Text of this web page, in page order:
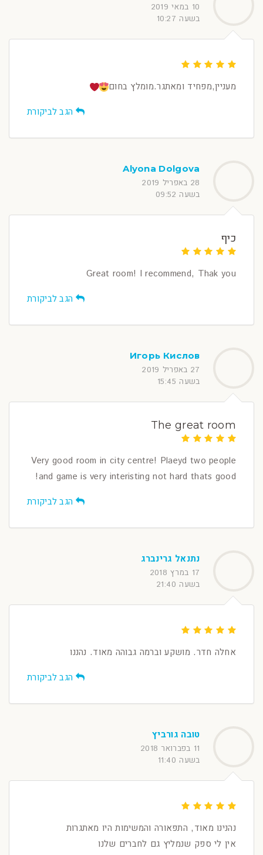
10 במאי 2019
בשעה 10:27
מעניין,מפחיד ומאתגר.מומלץ בחום
הגב לביקורת
Alyona Dolgova
28 באפריל 2019
בשעה 09:52
כיף
Great room! I recommend, Thak you
הגב לביקורת
Игорь Кислов
27 באפריל 2019
בשעה 15:45
The great room
Very good room in city centre! Plaeyd two people
and game is very interisting not hard thats good!
הגב לביקורת
נתנאל גרינברג
17 במרץ 2018
בשעה 21:40
אחלה חדר. מושקע וברמה גבוהה מאוד. נהננו
הגב לביקורת
טובה גורביץ
11 בפברואר 2018
בשעה 11:40
נהנינו מאוד, התפאורה והמשימות היו מאתגרות
אין לי ספק שנמליץ גם לחברים שלנו